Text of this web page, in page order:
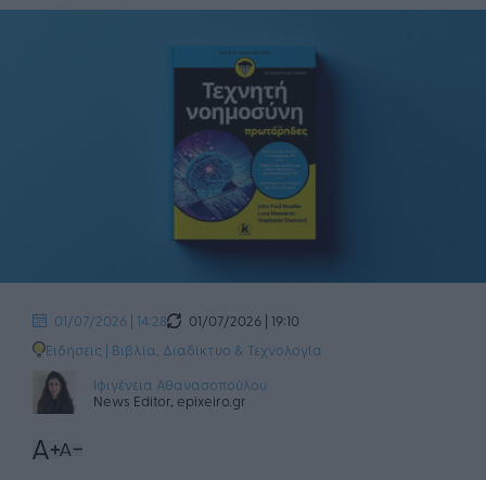
01/07/2026 | 14:28
01/07/2026 | 19:10
Ειδήσεις | Βιβλία Διαδίκτυο & Τεχνολογία
Ιφιγένεια Αθανασοπούλου
News Editor, epixeiro.gr